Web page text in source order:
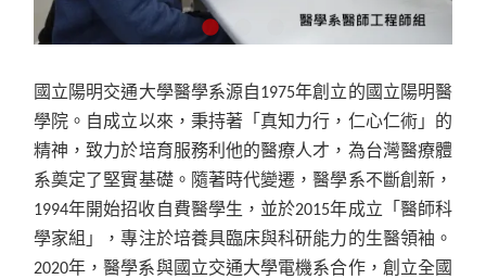
國立陽明交通大學醫學系源自1975年創立的國立陽明醫
學院。自成立以來，秉持著「真知力行，仁心仁術」的
精神，致力於培育服務利他的醫療人才，為台灣醫療體
系奠定了堅實基礎。隨著時代變遷，醫學系不斷創新，
1994年開始招收自費醫學生，並於2015年成立「醫師科
學家組」，專注於培養具臨床與科研能力的生醫領袖。
2020年，醫學系與國立交通大學電機系合作，創立全國